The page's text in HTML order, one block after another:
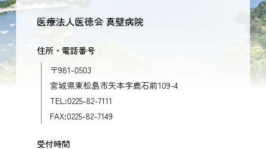
医療法人医徳会 真壁病院
住所・電話番号
〒981-0503
宮城県東松島市矢本字鹿石前109-4
TEL:0225-82-7111
FAX:0225-82-7149
受付時間